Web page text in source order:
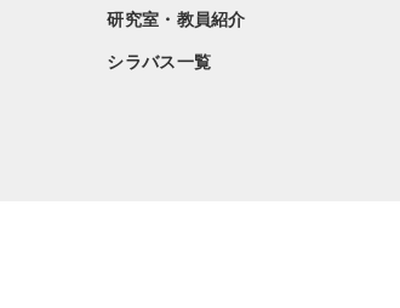
研究室・教員紹介
シラバス一覧